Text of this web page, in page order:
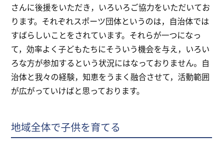
さんに後援をいただき，いろいろご協力をいただいてお
ります。それぞれスポーツ団体というのは，自治体では
すばらしいことをされています。それらが一つになっ
て，効率よく子どもたちにそういう機会を与え，いろい
ろな方が参加するという状況にはなっておりません。自
治体と我々の経験，知恵をうまく融合させて，活動範囲
が広がっていけばと思っております。
地域全体で子供を育てる